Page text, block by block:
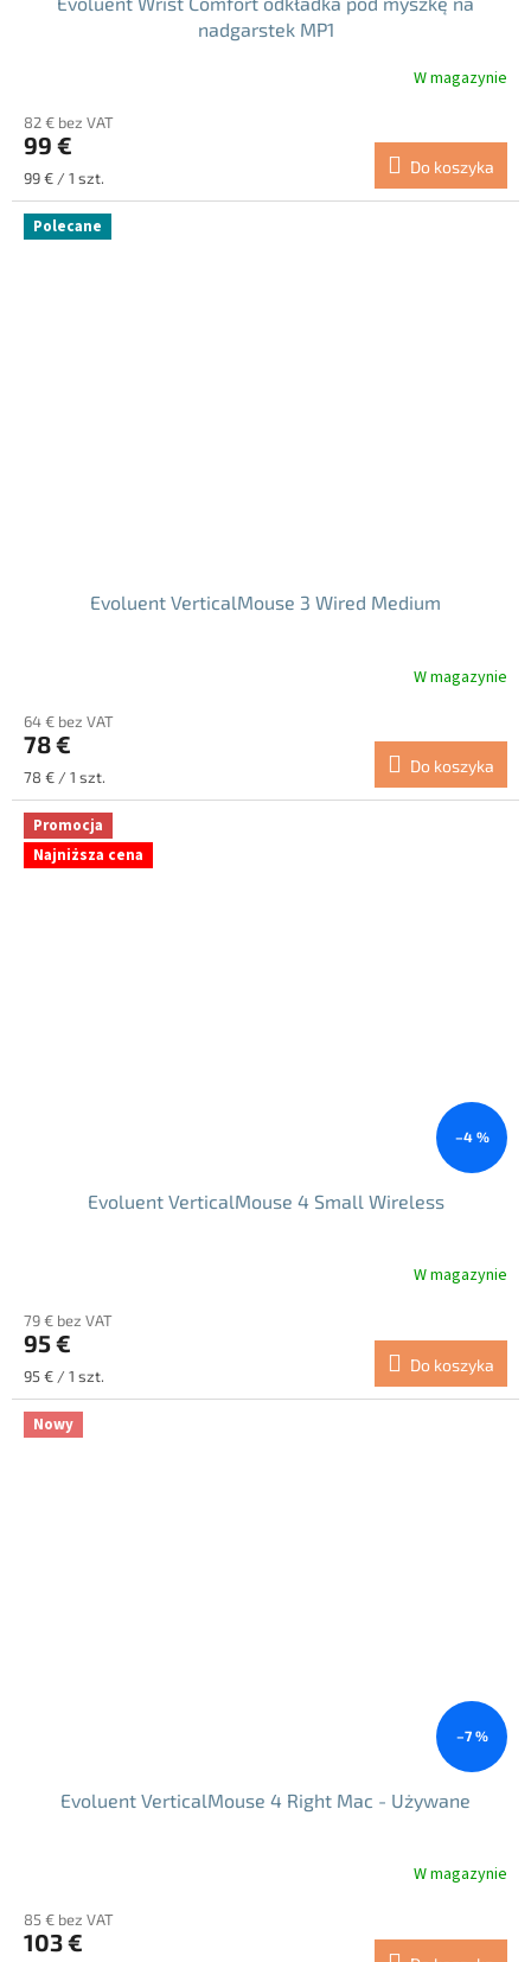
nadgarstek MP1
produktu
wynosi
5.0
5
gwiazdek.
W magazynie
82 € bez VAT
99 €
Cena
jednostkowa:
99 € / 1 szt.
Do koszyka
Polecane
Evoluent VerticalMouse 3 Wired Medium
produktu
wynosi
5.0
5
gwiazdek.
W magazynie
64 € bez VAT
78 €
Cena
jednostkowa:
78 € / 1 szt.
Do koszyka
Promocja
Najniższa cena
–4 %
Evoluent VerticalMouse 4 Small Wireless
W magazynie
79 € bez VAT
95 €
Cena
jednostkowa:
95 € / 1 szt.
Do koszyka
Nowy
–7 %
Evoluent VerticalMouse 4 Right Mac - Używane
W magazynie
85 € bez VAT
103 €